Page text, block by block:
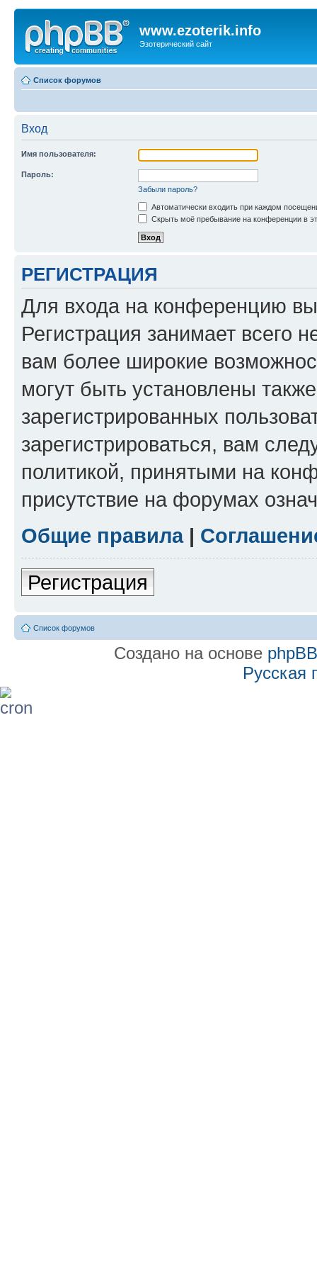
www.ezoterik.info
Эзотерический сайт
Список форумов
Вход
Имя пользователя:
Пароль:
Забыли пароль?
Автоматически входить при каждом
Скрыть моё пребывание на конференции в
РЕГИСТРАЦИЯ
Для входа на конференцию
Регистрация занимает всего
вам более широкие
могут быть установлены
зарегистрированных
зарегистрироваться, вам
политикой, принятыми на
присутствие на форумах
Общие правила|
Регистрация
Список форумов
Создано на основе phpBB
Русская